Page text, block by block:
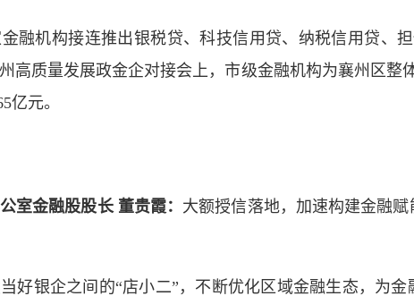
融机构接连推出银税贷、科技信用贷、纳税信用贷、
高质量发展政金企对接会上，市级金融机构为襄州区整
亿元。
室金融股股长 董贵霞： 大额授信落地，加速构建金融
好银企之间的“店小二”，不断优化区域金融生态，为